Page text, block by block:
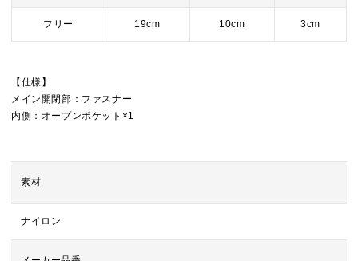
フリー 19cm 10cm 3cm
【仕様】
メイン開閉部：ファスナー
内側：オープンポケット×1
素材
ナイロン